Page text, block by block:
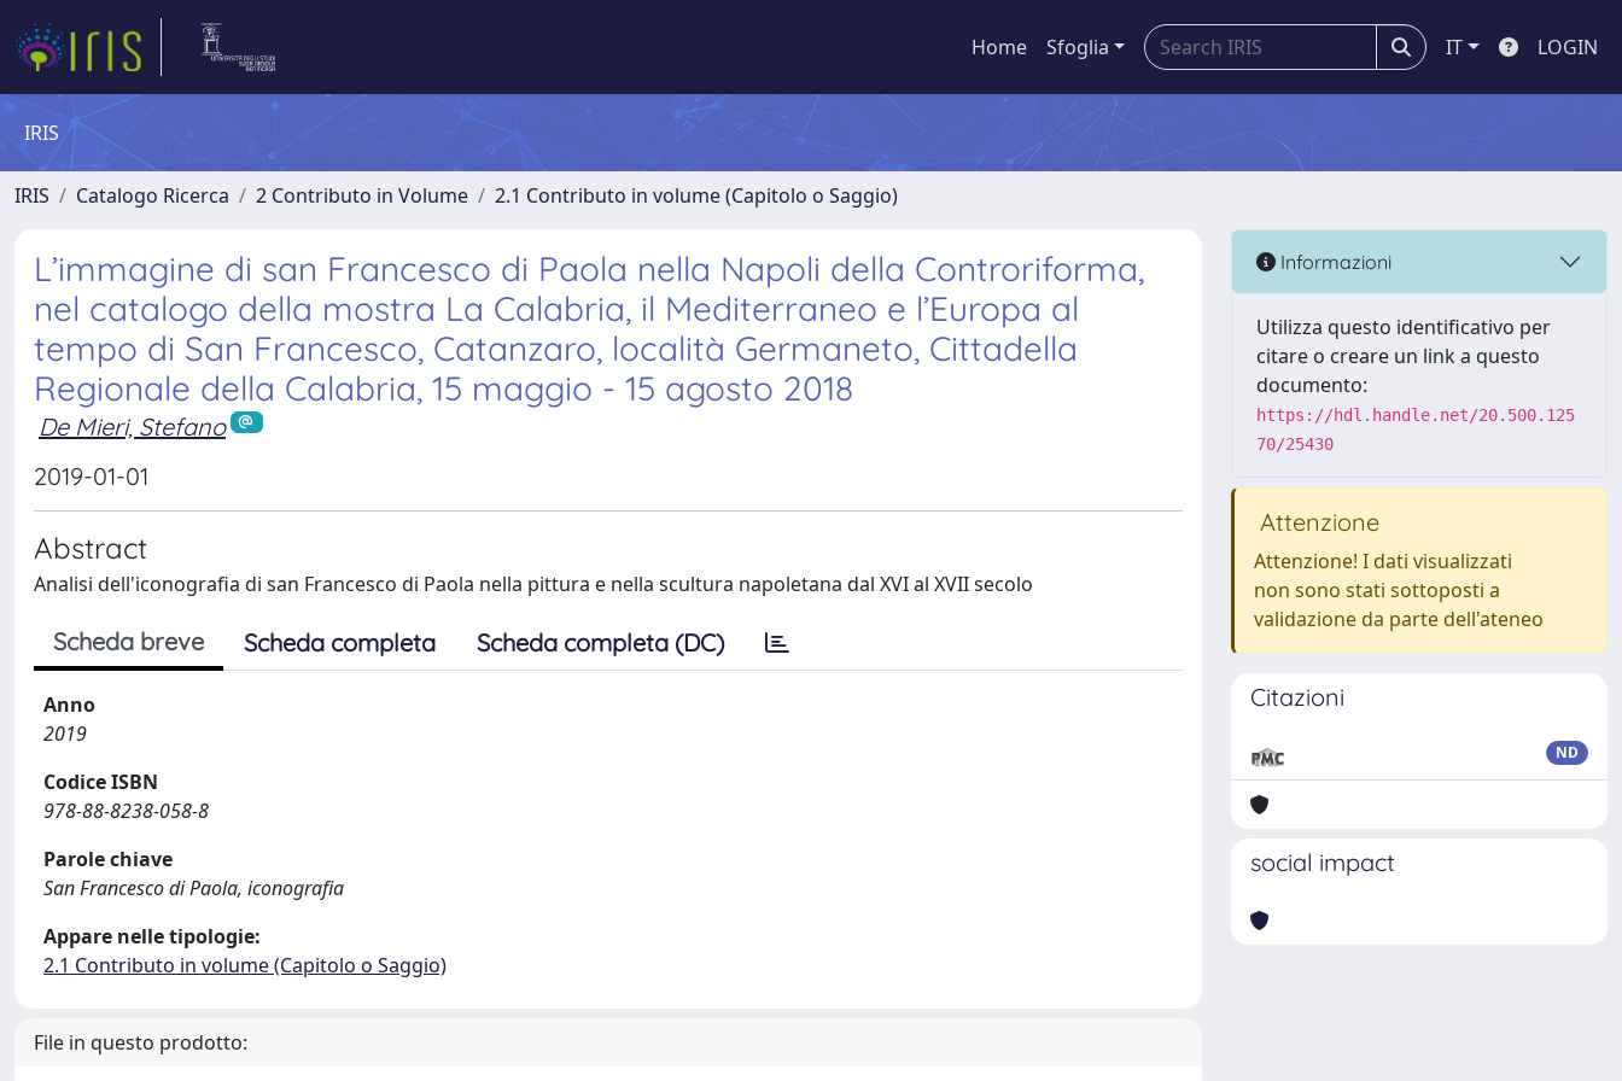
Home Sfoglia IT LOGIN
IRIS
IRIS Catalogo Ricerca 2 Contributo in Volume 2.1 Contributo in volume (Capitolo o Saggio)
L’immagine di san Francesco di Paola nella Napoli della Controriforma,
nel catalogo della mostra La Calabria, il Mediterraneo e l’Europa al
tempo di San Francesco, Catanzaro, località Germaneto, Cittadella
Regionale della Calabria, 15 maggio - 15 agosto 2018
De Mieri, Stefano
2019-01-01
Abstract
Analisi dell'iconografia di san Francesco di Paola nella pittura e nella scultura napoletana dal XVI al XVII secolo
Scheda breve Scheda completa Scheda completa (DC)
Anno
2019
Codice ISBN
978-88-8238-058-8
Parole chiave
San Francesco di Paola, iconografia
Appare nelle tipologie:
2.1 Contributo in volume (Capitolo o Saggio)
File in questo prodotto:
Informazioni
Utilizza questo identificativo per
citare o creare un link a questo
documento:
https://hdl.handle.net/20.500.125
70/25430
Attenzione
Attenzione! I dati visualizzati
non sono stati sottoposti a
validazione da parte dell'ateneo
Citazioni
ND
social impact